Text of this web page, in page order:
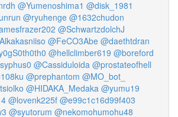
@Yumenoshima1 @disk_1981
@ryuhenge @1632chudon
@SchwartzdolchJ
@FeCO3Abe @daethtdran
@hellclimber619 @boreford
@Cassiduloida @prostateofhell
@prephantom @MO_bot_
@HIDAKA_Medaka @yumu19
@lovenk225f @e99c1c16d99f403
@syutorum @nekomohumohu48